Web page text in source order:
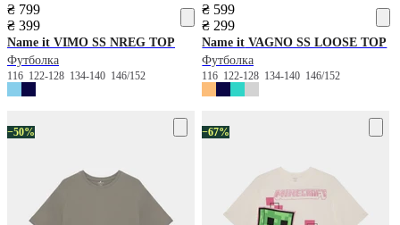
₴ 799
₴ 399
Name it VIMO SS NREG TOP
Футболка
116 122-128 134-140 146/152
₴ 599
₴ 299
Name it VAGNO SS LOOSE TOP
Футболка
116 122-128 134-140 146/152
−50% −67%